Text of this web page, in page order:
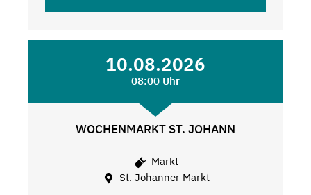
10.08.2026
08:00 Uhr
WOCHENMARKT ST. JOHANN
Markt
St. Johanner Markt